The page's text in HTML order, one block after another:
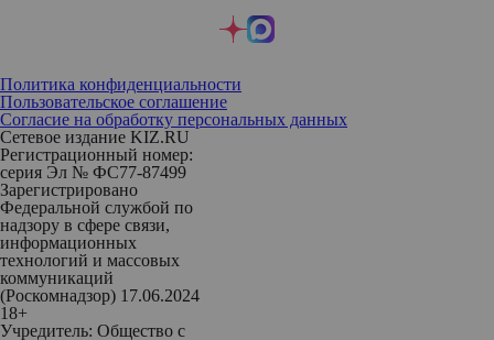
Политика конфиденциальности
Пользовательское соглашение
Согласие на обработку персональных данных
Сетевое издание KIZ.RU
Регистрационный номер:
серия Эл № ФС77-87499
Зарегистрировано
Федеральной службой по
надзору в сфере связи,
информационных
технологий и массовых
коммуникаций
(Роскомнадзор) 17.06.2024
18+
Учредитель: Общество с